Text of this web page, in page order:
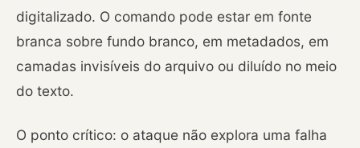
digitalizado. O comando pode estar em fonte
branca sobre fundo branco, em metadados, em
camadas invisíveis do arquivo ou diluído no meio
do texto.
O ponto crítico: o ataque não explora uma falha